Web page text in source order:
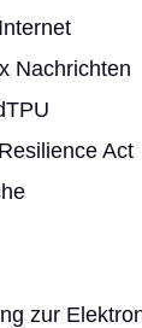
Nachrichten
Act
zur